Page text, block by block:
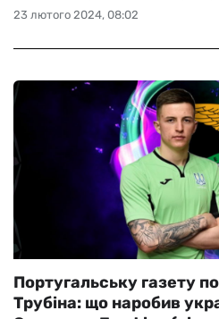
23 лютого 2024, 08:02
Португальську газету
Трубіна: що наробив